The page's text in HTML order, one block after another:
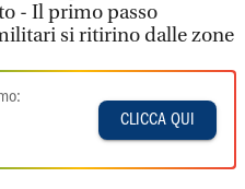
- Il primo passo
si ritirino dalle zone
CLICCA QUI